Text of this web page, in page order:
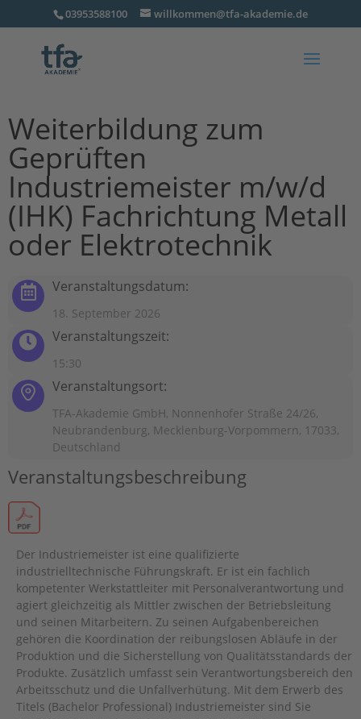
03953588100 willkommen@tfa-akademie.de
Weiterbildung zum
Geprüften
Industriemeister m/w/d
(IHK) Fachrichtung Metall
oder Elektrotechnik
Veranstaltungsdatum:
18. September 2026
Veranstaltungszeit:
15:30
Veranstaltungsort:
TFA-Akademie GmbH, Nonnenhofer Straße 24/26,
Neubrandenburg, Mecklenburg-Vorpommern, 17033,
Deutschland
Veranstaltungsbeschreibung
Der Industriemeister ist eine qualiﬁzierte
industrielltechnische Führungskraft. Er ist ein fachlich
kompetenter Werkstattleiter mit Personalverantwortung und
agiert gleichzeitig als Mittler zwischen der Betriebsleitung
und seinen Mitarbeitern. Zu seinen Aufgabenbereichen
gehören die Koordination der reibungslosen Abläufe in der
Produktion und die Sicherstellung von Qualitätsstandards der
Produkte. Zusätzlich umfasst sein Verantwortungsbereich den
Arbeitsschutz und die Unfallverhütung. Mit dem Erwerb des
Titels (Bachelor Professional) Industriemeister sind Sie